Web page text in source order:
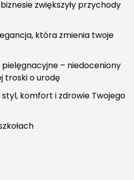
zwiększyły przychody
która zmienia twoje
– niedoceniony
troski o urodę
komfort i zdrowie Twojego